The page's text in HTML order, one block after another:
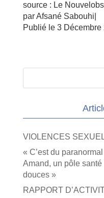
source : Le
par Afsané Sabouhi|
Publié le 3 Décembre
VIOLENCES
« C’est du
Amand, un pôle
douces »
RAPPORT